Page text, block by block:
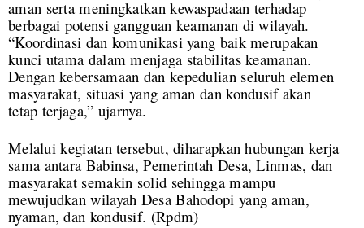
aman serta meningkatkan kewaspadaan terhadap
berbagai potensi gangguan keamanan di wilayah.
“Koordinasi dan komunikasi yang baik merupakan
kunci utama dalam menjaga stabilitas keamanan.
Dengan kebersamaan dan kepedulian seluruh elemen
masyarakat, situasi yang aman dan kondusif akan
tetap terjaga,” ujarnya.
Melalui kegiatan tersebut, diharapkan hubungan kerja
sama antara Babinsa, Pemerintah Desa, Linmas, dan
masyarakat semakin solid sehingga mampu
mewujudkan wilayah Desa Bahodopi yang aman,
nyaman, dan kondusif. (Rpdm)